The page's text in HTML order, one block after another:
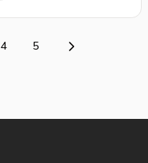
4 5 下一頁